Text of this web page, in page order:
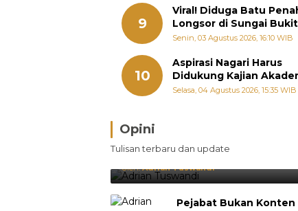
9
Viral! Diduga Batu
Longsor di Sungai Bukit
Nago Padang Diambil,
Senin, 03 Agustus 2026, 16:10 WIB
10
Aspirasi Nagari Harus
Didukung Kajian
Zigo Rolanda: Agar
Selasa, 04 Agustus 2026, 15:35 WIB
Opini
Tulisan terbaru dan update
Brasil Lebih Diunggulkan, tetapi
Jepang Selalu Punya Cara
Kejutan
Oleh:Adrian Tuswandi
Pejabat Bukan Konten